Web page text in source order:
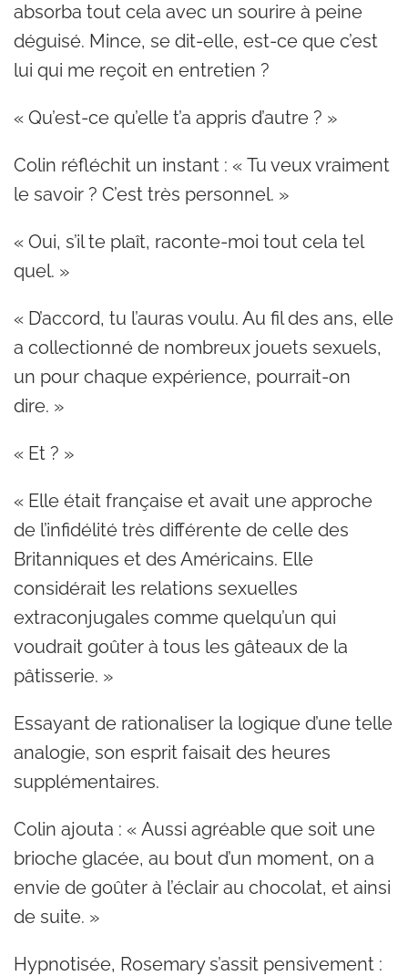
absorba tout cela avec un sourire à peine
déguisé. Mince, se dit-elle, est-ce que c’est
lui qui me reçoit en entretien ?
« Qu’est-ce qu’elle t’a appris d’autre ? »
Colin réfléchit un instant : « Tu veux vraiment
le savoir ? C’est très personnel. »
« Oui, s’il te plaît, raconte-moi tout cela tel
quel. »
« D’accord, tu l’auras voulu. Au fil des ans, elle
a collectionné de nombreux jouets sexuels,
un pour chaque expérience, pourrait-on
dire. »
« Et ? »
« Elle était française et avait une approche
de l’infidélité très différente de celle des
Britanniques et des Américains. Elle
considérait les relations sexuelles
extraconjugales comme quelqu’un qui
voudrait goûter à tous les gâteaux de la
pâtisserie. »
Essayant de rationaliser la logique d’une telle
analogie, son esprit faisait des heures
supplémentaires.
Colin ajouta : « Aussi agréable que soit une
brioche glacée, au bout d’un moment, on a
envie de goûter à l’éclair au chocolat, et ainsi
de suite. »
Hypnotisée, Rosemary s’assit pensivement :